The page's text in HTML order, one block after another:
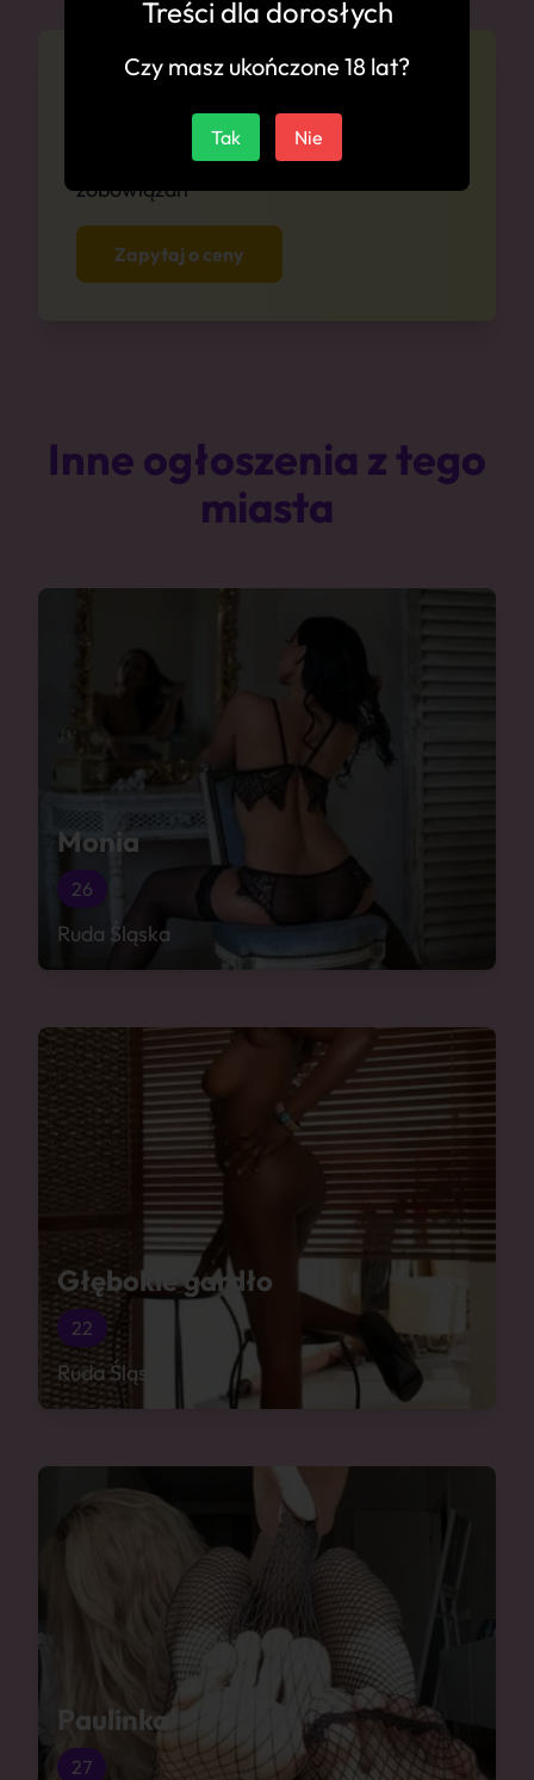
Cennik
Zapytaj się o ceny anonimowo i bez
zobowiązań
Zapytaj o ceny
Inne ogłoszenia z tego
miasta
Monia
26
Ruda Śląska
Głębokie gardło
22
Ruda Śląska
Paulinka
27
Treści dla dorosłych
Czy masz ukończone 18 lat?
Tak Nie